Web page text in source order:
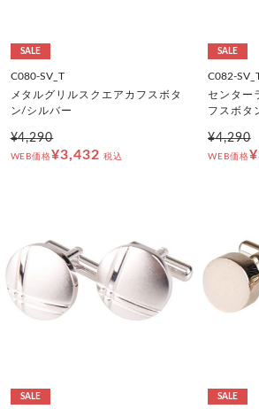
SALE
C080-SV_T
メタルグリルスクエアカフスボタ
ン/シルバー
¥4,290
WEB価格¥3,432 税込
SALE
C082-
センター
フスボタ
¥4,290
WEB価格
SALE SALE